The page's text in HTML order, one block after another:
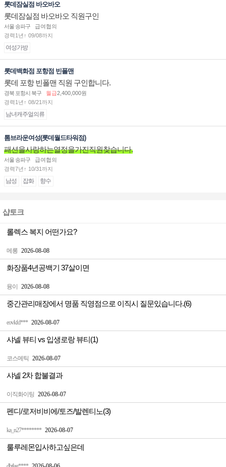
롯데잠실점 바오바오
롯데잠실점 바오바오 직원구인
서울 송파구
급여협의
경력1년↑ 09/08까지
여성가방
롯데백화점 포항점 빈폴맨
롯데 포항 빈폴맨 직원 구인합니다.
경북 포항시 북구 월급2,400,000원
경력1년↑ 08/21까지
남녀캐주얼의류
톰브라운여성(롯데월드타워점)
패션을사랑하는열정을가진직원찾습니다.
서울 송파구
급여협의
경력7년↑ 10/31까지
남성 잡화 향수
샵토크
메롱 2026-08-08
롤렉스 복지 어떤가요?
융이 2026-08-08
화장품4년공백기 37살이면
eovkfd*** 2026-08-07
중간관리매장에서 명품 직영점으로 이직시 질문있습니다.(6)
코스메틱 2026-08-07
샤넬 뷰티 vs 입생로랑 뷰티(1)
이직화이팅 2026-08-07
샤넬 2차 합불결과
ka_n27******** 2026-08-07
펜디/로저비비에/토즈/발렌티노(3)
룰루레몬입사하고싶은데